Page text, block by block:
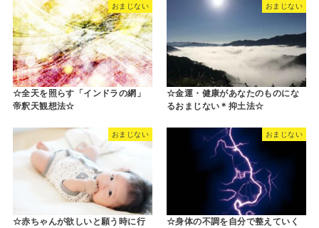
おまじない
☆全天を照らす「インドラの網」
帝釈天観想法☆
おまじない
☆金運・健康があなたのものにな
るおまじない＊抑土法☆
おまじない
☆赤ちゃんが欲しいと願う時に行
おまじない
☆身体の不調を自分で整えていく